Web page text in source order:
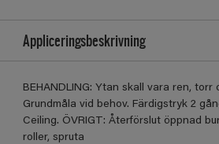
Appliceringsbeskrivning
BEHANDLING: Ytan skall vara ren, torr
Grundmåla vid behov. Färdigstryk 2
Ceiling. ÖVRIGT: Återförslut öppnad
roller, spruta